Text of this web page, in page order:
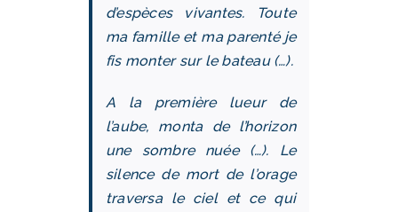
d’espèces vivantes. Toute
ma famille et ma parenté je
fis monter sur le bateau (…).
A la première lueur de
l’aube, monta de l’horizon
une sombre nuée (…). Le
silence de mort de l’orage
traversa le ciel et ce qui